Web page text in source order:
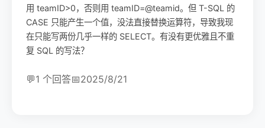
用 teamID>0，否则用 teamID=@teamid。但 T-SQL 的
CASE 只能产生一个值，没法直接替换运算符，导致我现
在只能写两份几乎一样的 SELECT。有没有更优雅且不重
复 SQL 的写法？
💬1 个回答📅2025/8/21